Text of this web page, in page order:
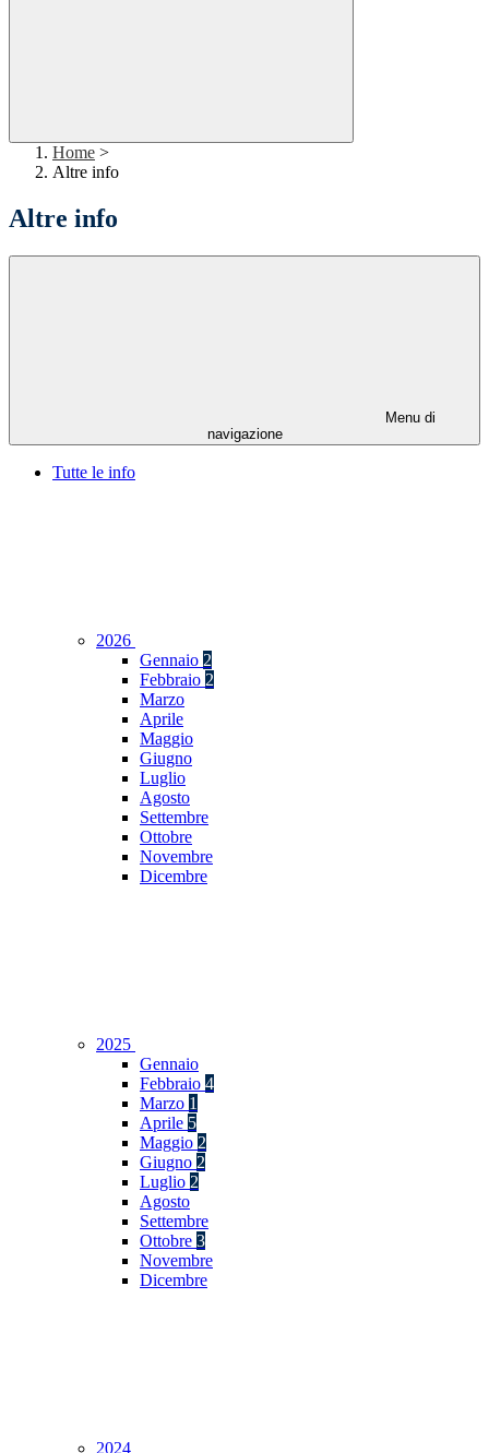
Home >
Altre info
Altre info
Menu di
navigazione
Tutte le info
2026
Gennaio 2
Febbraio 2
Marzo
Aprile
Maggio
Giugno
Luglio
Agosto
Settembre
Ottobre
Novembre
Dicembre
2025
Gennaio
Febbraio 4
Marzo 1
Aprile 5
Maggio 2
Giugno 2
Luglio 2
Agosto
Settembre
Ottobre 3
Novembre
Dicembre
2024